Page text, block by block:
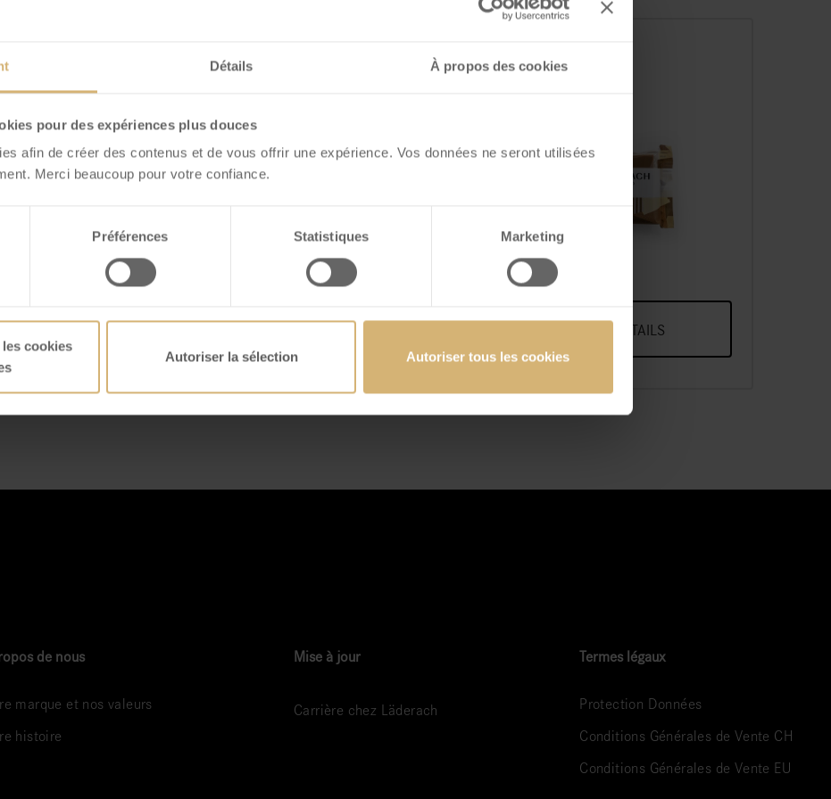
Détails À propos des cookies
pour des expériences plus douces
afin de créer des contenus et de vous offrir une expérience. Vos données ne seront utilisées
Merci beaucoup pour votre confiance.
Préférences Statistiques Marketing
cookies
Autoriser la sélection Autoriser tous les cookies
Florentin Lait
Caramel Salé Lait-noir
FrischSchoggi Mini
VOIR DÉTAILS
de nous
marque et nos valeurs
histoire
Mise à jour
Carrière chez Läderach
Termes légaux
Protection Données
Conditions Générales de Vente CH
Conditions Générales de Vente EU